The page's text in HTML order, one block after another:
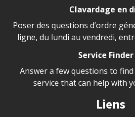
Clavardage en
Poser des questions d’ordre
ligne, du lundi au vendredi,
Service Finder
Answer a few questions to
service that can help with
Liens